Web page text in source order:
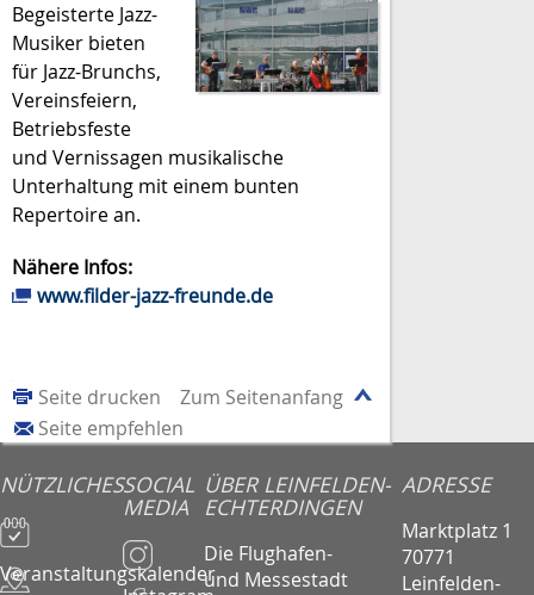
Begeisterte Jazz-
Musiker bieten
für Jazz-Brunchs,
Vereinsfeiern,
Betriebsfeste
und Vernissagen musikalische
Unterhaltung mit einem bunten
Repertoire an.
Nähere Infos:
www.filder-jazz-freunde.de
Zum Seitenanfang
Seite drucken
Seite empfehlen
NÜTZLICHES
Veranstaltungskalender
SOCIAL
MEDIA
ÜBER LEINFELDEN-
ECHTERDINGEN
Die Flughafen-
und Messestadt
ADRESSE
Marktplatz 1
70771
Leinfelden-